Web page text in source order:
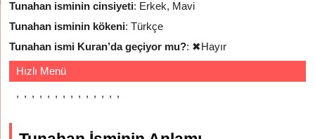
Tunahan isminin cinsiyeti: Erkek, Mavi
Tunahan isminin kökeni: Türkçe
Tunahan ismi Kuran’da geçiyor mu?: ✖Hayır
Hızlı Menü